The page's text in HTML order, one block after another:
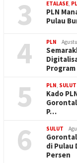
3 ETALASE,
PLN
Pulau
4 PLN
Program
5 PLN, SULUT
Kado
P…
6 SULUT
di Pulau
Persen